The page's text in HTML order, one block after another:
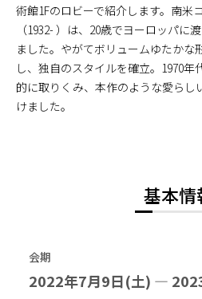
術館1Fのロビーで紹介します。南米
（1932- ）は、20歳でヨーロッパに
ました。やがてボリュームゆたかな
し、独自のスタイルを確立。1970
的に取りくみ、本作のような愛らし
けました。
基本情
会期
2022年7月9日(土) —